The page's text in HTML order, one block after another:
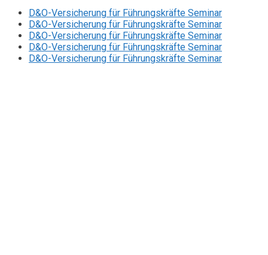
D&O-Versicherung für Führungskräfte Seminar
D&O-Versicherung für Führungskräfte Seminar
D&O-Versicherung für Führungskräfte Seminar
D&O-Versicherung für Führungskräfte Seminar
D&O-Versicherung für Führungskräfte Seminar